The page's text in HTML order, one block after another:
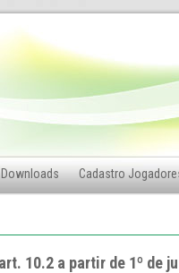
Downloads Cadastro
10.2 a partir de 1º de